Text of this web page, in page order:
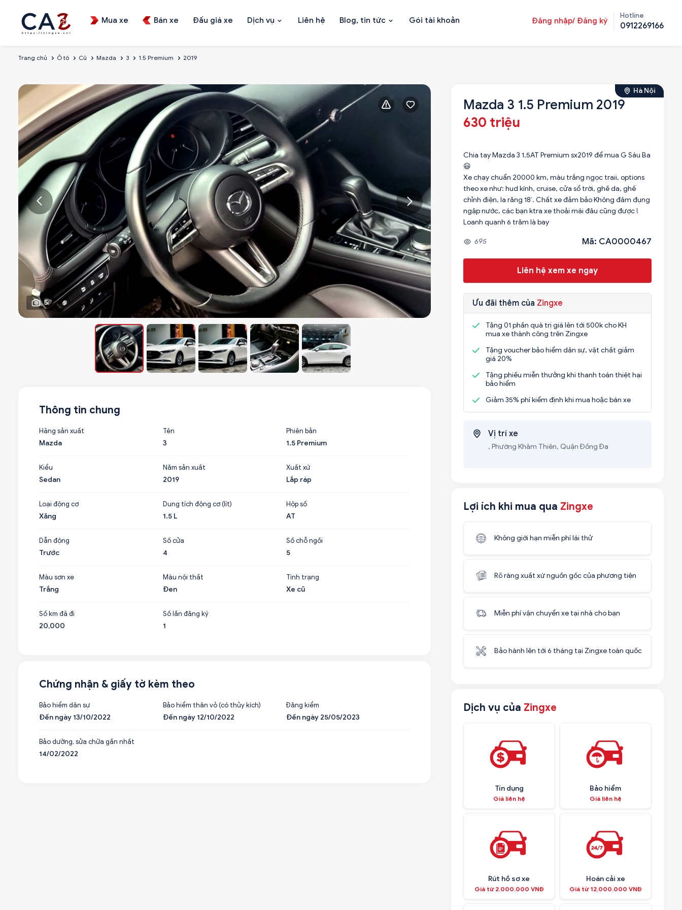
Mua xe Bán xe Đấu giá xe Dịch vụ Liên hệ Blog, tin tức Gói tài khoản Đăng nhập/ Đăng ký
Hotline
0912269166
Trang chủ Ô tô Cũ Mazda 3 1.5 Premium 2019
5
Hà Nội
Mazda 3 1.5 Premium 2019
630 triệu
Chia tay Mazda 3 1.5AT Premium sx2019 để mua G Sáu Ba
😃
Xe chạy chuẩn 20000 km, màu trắng ngọc traii, options
theo xe như: hud kính, cruise, cửa sổ trời, ghế da, ghế
chỉnh điện, la răng 18’. Chất xe đảm bảo Không đâm đụng
ngập nước, các bạn ktra xe thoải mái đâu cũng được !
Loanh quanh 6 trăm là bay
695 Mã: CA0000467
Liên hệ xem xe ngay
Ưu đãi thêm của Zingxe
Tặng 01 phần quà trị giá lên tới 500k cho KH
mua xe thành công trên Zingxe
Tặng voucher bảo hiểm dân sự, vật chất giảm
giá 20%
Tặng phiếu miễn thưởng khi thanh toán thiệt hại
bảo hiểm
Giảm 35% phí kiểm định khi mua hoặc bán xe
Vị trí xe
, Phường Khâm Thiên, Quận Đống Đa
Lợi ích khi mua qua Zingxe
Không giới hạn miễn phí lái thử
Rõ ràng xuất xứ nguồn gốc của phương tiện
Miễn phí vận chuyển xe tại nhà cho bạn
Bảo hành lên tới 6 tháng tại Zingxe toàn quốc
Dịch vụ của Zingxe
Tín dụng
Giá liên hệ
Bảo hiểm
Giá liên hệ
Rút hồ sơ xe
Giá từ 2.000.000 VNĐ
Hoán cải xe
Giá từ 12.000.000 VNĐ
Thông tin chung
Hãng sản xuất
Mazda
Tên
3
Phiên bản
1.5 Premium
Kiểu
Sedan
Năm sản xuất
2019
Xuất xứ
Lắp ráp
Loại động cơ
Xăng
Dung tích động cơ (lít)
1.5 L
Hộp số
AT
Dẫn động
Trước
Số cửa
4
Số chỗ ngồi
5
Màu sơn xe
Trắng
Màu nội thất
Đen
Tình trạng
Xe cũ
Số km đã đi
20,000
Số lần đăng ký
1
Chứng nhận & giấy tờ kèm theo
Bảo hiểm dân sự
Đến ngày 13/10/2022
Bảo hiểm thân vỏ (có thủy kích)
Đến ngày 12/10/2022
Đăng kiểm
Đến ngày 25/05/2023
Bảo dưỡng, sửa chữa gần nhất
14/02/2022